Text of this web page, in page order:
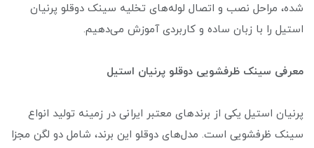
شده، مراحل نصب و اتصال لوله‌های تخلیه سینک دوقلو پرنیان
استیل را با زبان ساده و کاربردی آموزش می‌دهیم.
معرفی سینک ظرفشویی دوقلو پرنیان استیل
پرنیان استیل یکی از برندهای معتبر ایرانی در زمینه تولید انواع
سینک ظرفشویی است. مدل‌های دوقلو این برند، شامل دو لگن مجزا